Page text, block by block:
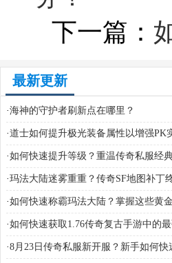
下一篇：
最新更新
·海神的守护者刷新点在哪里？
·道士如何提升极光装备属性以增强PK
·如何快速提升等级？重温传奇私服经
·玛法大陆迷雾重重？传奇SF地图补丁
你揭开真相
·如何快速称霸玛法大陆？掌握这些黄
松叱咤沙场
·如何快速获取1.76传奇复古手游中的
·8月23日传奇私服新开服？新手如何快